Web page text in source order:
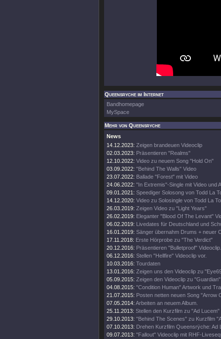
Queensryche im Internet
Bandhomepage
MySpace
Mehr von Queensryche
News
14.12.2023: Zeigen brandeuen Videoclip
02.03.2023: Präsentieren "Realms"
12.10.2022: Video zu neuem Song "Hold On"
03.09.2022: "Behind The Walls" Video
23.07.2022: Ballade "Forest" mit Video
24.06.2022: "In Extremis"-Single mit Video und
09.01.2021: Speediger Solosong von Todd La
14.12.2020: Video zu Solosingle von Todd La
26.03.2019: Zeigen Video zu "Light Years"
26.02.2019: Eleganter "Blood Of The Levant"
06.02.2019: Livedates für Deutschland und
16.01.2019: Sänger übernahm Drums + neuer
17.11.2018: Erste Hörprobe zu "The Verdict"
20.12.2016: Präsentieren "Bulletproof" Videoclip.
06.12.2016: Stellen "Hellfire" Videoclip vor.
10.03.2016: Tourdaten
13.01.2016: Zeigen uns den Videoclip zu
05.09.2015: Zeigen den Videoclip zu
04.08.2015: "Condition Human" Artwork und
21.07.2015: Posten netten neuen Song "Arrow
07.05.2014: Arbeiten an neuem Album.
25.11.2013: Stellen den Kurzfilm zu "Ad Lucem"
29.10.2013: "Behind The Scenes" zu Kurzfilm
07.10.2013: Drehen Kurzfilm Queensrÿche: Ad
09.07.2013: "Fallout" Videoclip mit RHF-